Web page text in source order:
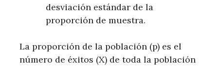
desviación estándar de la
proporción de muestra.
La proporción de la población (p) es el
número de éxitos (X) de toda la población